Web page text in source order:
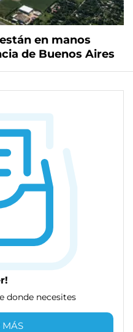
en manos
de Buenos Aires
donde necesites
MÁS